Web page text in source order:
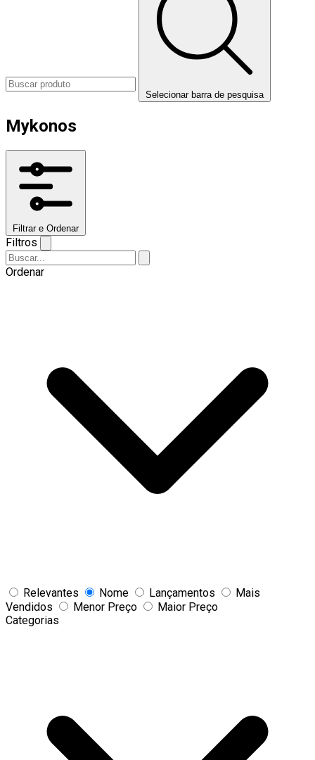
Selecionar barra de pesquisa
Mykonos
Filtrar e Ordenar
Filtros
Ordenar
Relevantes Nome Lançamentos
Mais
Vendidos
Menor Preço
Maior Preço
Categorias